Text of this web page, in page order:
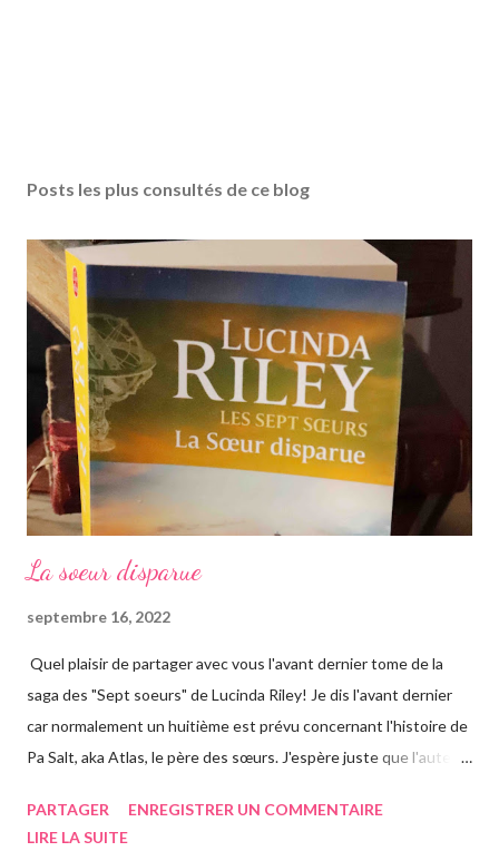
Posts les plus consultés de ce blog
La soeur disparue
septembre 16, 2022
Quel plaisir de partager avec vous l'avant dernier tome de la
saga des "Sept soeurs" de Lucinda Riley! Je dis l'avant dernier
car normalement un huitième est prévu concernant l'histoire de
Pa Salt, aka Atlas, le père des sœurs. J'espère juste que l'auteur
Chose que j'ai d'ailleurs apprise en commençant le roman, ça m'a
PARTAGER
ENREGISTRER UN COMMENTAIRE
LIRE LA SUITE